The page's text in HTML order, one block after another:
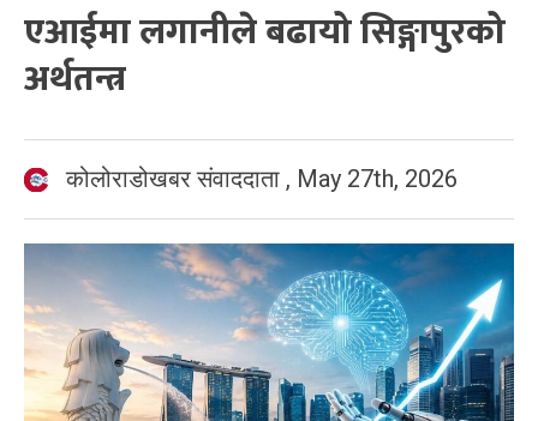
एआईमा लगानीले बढायो सिङ्गापुरको
अर्थतन्त्र
कोलोराडोखबर संवाददाता , May 27th, 2026